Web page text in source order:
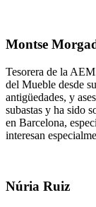
Montse
Tesorera de la
del Mueble desde
antigüedades, y
subastas y ha sido
en Barcelona,
interesan
Núria Ruiz